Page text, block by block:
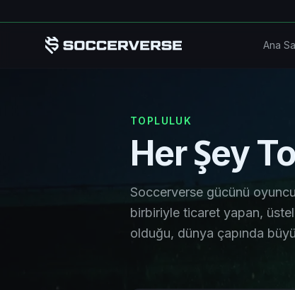
Ana
TOPLULUK
Her Şey
Soccerverse gücünü
birbiriyle ticaret yapan,
olduğu, dünya çapında